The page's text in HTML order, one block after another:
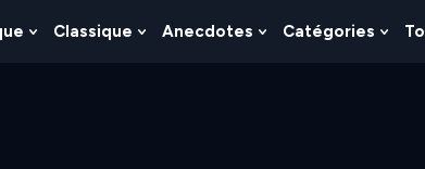
Show
Classique
Show
Anecdotes
Show
Catégories